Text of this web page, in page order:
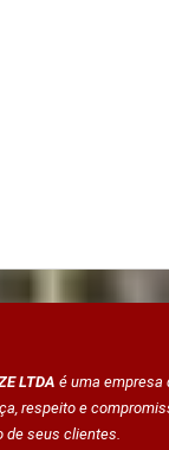
LTDA é uma empresa
respeito e
de seus clientes.